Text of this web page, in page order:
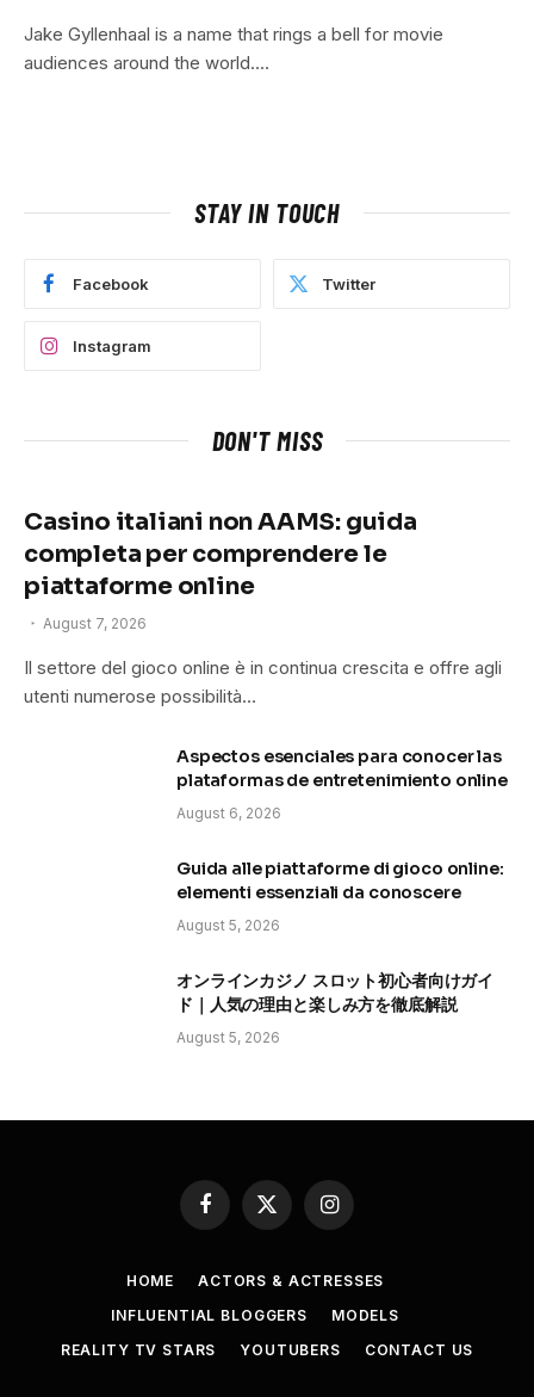
Jake Gyllenhaal is a name that rings a bell for movie
audiences around the world.…
STAY IN TOUCH
Facebook Twitter
Instagram
DON'T MISS
Casino italiani non AAMS: guida
completa per comprendere le
piattaforme online
August 7, 2026
Il settore del gioco online è in continua crescita e offre agli
utenti numerose possibilità…
Aspectos esenciales para conocer las
plataformas de entretenimiento online
August 6, 2026
Guida alle piattaforme di gioco online:
elementi essenziali da conoscere
August 5, 2026
オンラインカジノ スロット初心者向けガイ
ド｜人気の理由と楽しみ方を徹底解説
August 5, 2026
Facebook
X
(Twitter)
Instagram
HOME
ACTORS & ACTRESSES
INFLUENTIAL BLOGGERS
MODELS
REALITY TV STARS
YOUTUBERS CONTACT US